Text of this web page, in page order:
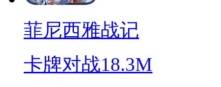
菲尼西雅战记
卡牌对战18.3M